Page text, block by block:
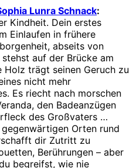
Lunra Schnack:
Kindheit. Dein erstes
Einlaufen in frühere
abseits von
auf der Brücke am
Holz trägt seinen Geruch zu
nicht mehr
Es riecht nach morschen
den Badeanzügen
des Großvaters …
Orten rund
dir Zutritt zu
Berührungen – aber
begreifst, wie nie